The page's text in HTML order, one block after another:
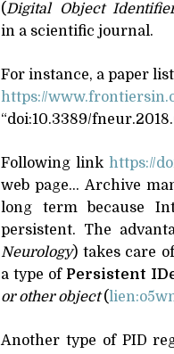
(Digital Object
in a scientific journal.
For instance, a paper
https://​
“doi:10.3389/
Following link https://​
web page… Archive
long term because
persistent. The
Neurology) takes care
a type of Persistent
or other object(
Another type of PID